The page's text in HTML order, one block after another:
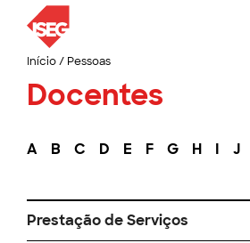
Início/ Pessoas
Docentes
A B C D E F G H I J
Prestação de Serviços